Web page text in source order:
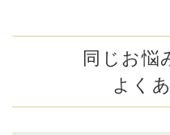
同じお悩
よく